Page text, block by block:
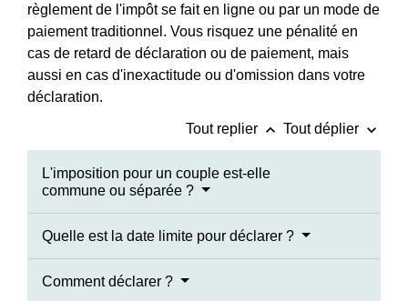
règlement de l'impôt se fait en ligne ou par un mode de
paiement traditionnel. Vous risquez une pénalité en
cas de retard de déclaration ou de paiement, mais
aussi en cas d'inexactitude ou d'omission dans votre
déclaration.
Tout replier keyboard_arrow_up Tout déplier keyboard_arrow_down
L'imposition pour un couple est-elle
commune ou séparée ?
Quelle est la date limite pour déclarer ?
Comment déclarer ?